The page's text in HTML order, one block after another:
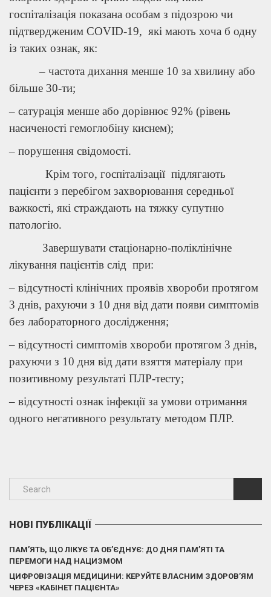
госпіталізація показана особам з підозрою чи
підтвердженим COVID-19, які мають хоча б одну
із таких ознак, як:
– частота дихання менше 10 за хвилину або
більше 30-ти;
– сатурація менше або дорівнює 92% (рівень
насиченості гемоглобіну киснем);
– порушення свідомості.
Крім того, госпіталізації підлягають
пацієнти з перебігом захворювання середньої
важкості, які страждають на тяжку супутню
патологію.
Завершувати стаціонарно-поліклінічне
лікування пацієнтів слід при:
– відсутності клінічних проявів хвороби протягом
3 днів, рахуючи з 10 дня від дати появи симптомів
без лабораторного дослідження;
– відсутності симптомів хвороби протягом 3 днів,
рахуючи з 10 дня від дати взяття матеріалу при
позитивному результаті ПЛР-тесту;
– відсутності ознак інфекції за умови отримання
одного негативного результату методом ПЛР.
НОВІ ПУБЛІКАЦІЇ
ПАМ’ЯТЬ, ЩО ЛІКУЄ ТА ОБ’ЄДНУЄ: ДО ДНЯ ПАМ’ЯТІ ТА
ПЕРЕМОГИ НАД НАЦИЗМОМ
ЦИФРОВІЗАЦІЯ МЕДИЦИНИ: КЕРУЙТЕ ВЛАСНИМ ЗДОРОВ’ЯМ
ЧЕРЕЗ «КАБІНЕТ ПАЦІЄНТА»